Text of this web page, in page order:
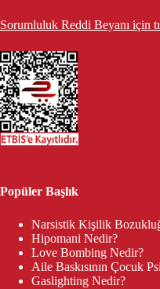
Sorumluluk Reddi Beyanı için
Popüler Başlık
Narsistik Kişilik
Hipomani Nedir?
Love Bombing Nedir?
Aile Baskısının Çocuk
Gaslighting Nedir?